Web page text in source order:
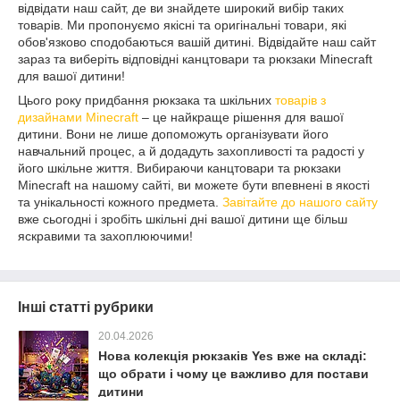
відвідати наш сайт, де ви знайдете широкий вибір таких
товарів. Ми пропонуємо якісні та оригінальні товари, які
обов'язково сподобаються вашій дитині. Відвідайте наш сайт
зараз та виберіть відповідні канцтовари та рюкзаки Minecraft
для вашої дитини!
Цього року придбання рюкзака та шкільних товарів з
дизайнами Minecraft – це найкраще рішення для вашої
дитини. Вони не лише допоможуть організувати його
навчальний процес, а й додадуть захопливості та радості у
його шкільне життя. Вибираючи канцтовари та рюкзаки
Minecraft на нашому сайті, ви можете бути впевнені в якості
та унікальності кожного предмета. Завітайте до нашого сайту
вже сьогодні і зробіть шкільні дні вашої дитини ще більш
яскравими та захоплюючими!
Інші статті рубрики
20.04.2026
Нова колекція рюкзаків Yes вже на складі:
що обрати і чому це важливо для постави
дитини